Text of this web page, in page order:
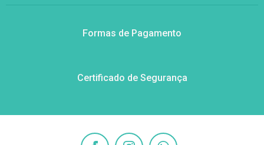
Formas de Pagamento
Certificado de Segurança